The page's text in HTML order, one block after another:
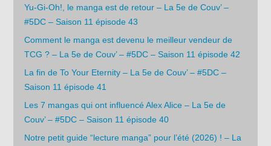
Yu-Gi-Oh!, le manga est de retour – La 5e de Couv’ –
#5DC – Saison 11 épisode 43
Comment le manga est devenu le meilleur vendeur de
TCG ? – La 5e de Couv’ – #5DC – Saison 11 épisode 42
La fin de To Your Eternity – La 5e de Couv’ – #5DC –
Saison 11 épisode 41
Les 7 mangas qui ont influencé Alex Alice – La 5e de
Couv’ – #5DC – Saison 11 épisode 40
Notre petit guide “lecture manga” pour l’été (2026) ! – La